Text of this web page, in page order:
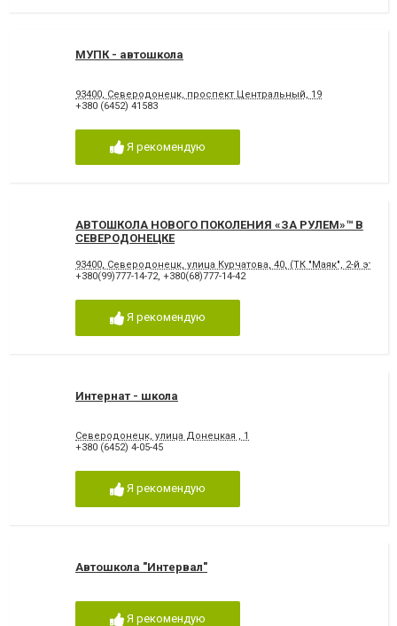
МУПК - автошкола
93400, Северодонецк, проспект Центральный, 19
+380 (6452) 41583
Я рекомендую
АВТОШКОЛА НОВОГО ПОКОЛЕНИЯ «ЗА РУЛЕМ»™ В
СЕВЕРОДОНЕЦКЕ
93400, Северодонецк, улица Курчатова, 40, (ТК "Маяк", 2-й этаж)
+380(99)777-14-72, +380(68)777-14-42
Я рекомендую
Интернат - школа
Северодонецк, улица Донецкая , 1
+380 (6452) 4-05-45
Я рекомендую
Автошкола "Интервал"
Я рекомендую